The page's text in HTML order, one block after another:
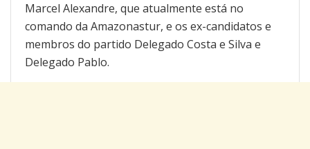
Marcel Alexandre, que atualmente está no
comando da Amazonastur, e os ex-candidatos e
membros do partido Delegado Costa e Silva e
Delegado Pablo.